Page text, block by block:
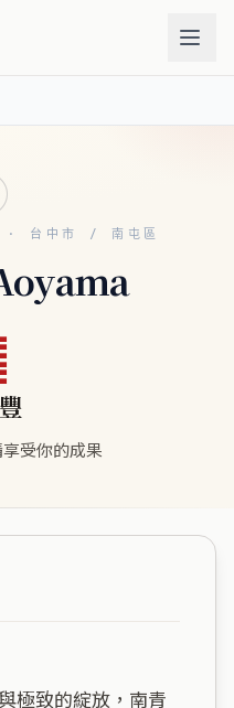
台中市 / 南屯區
受你的成果